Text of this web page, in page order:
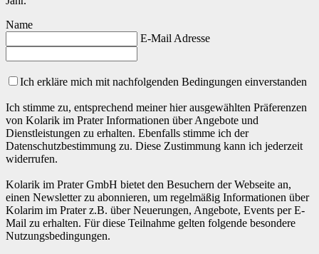
Name
E-Mail Adresse
Ich erkläre mich mit nachfolgenden Bedingungen einverstanden
Ich stimme zu, entsprechend meiner hier ausgewählten Präferenzen
von Kolarik im Prater Informationen über Angebote und
Dienstleistungen zu erhalten. Ebenfalls stimme ich der
Datenschutzbestimmung zu. Diese Zustimmung kann ich jederzeit
widerrufen.
Kolarik im Prater GmbH bietet den Besuchern der Webseite an,
einen Newsletter zu abonnieren, um regelmäßig Informationen über
Kolarim im Prater z.B. über Neuerungen, Angebote, Events per E-
Mail zu erhalten. Für diese Teilnahme gelten folgende besondere
Nutzungsbedingungen.